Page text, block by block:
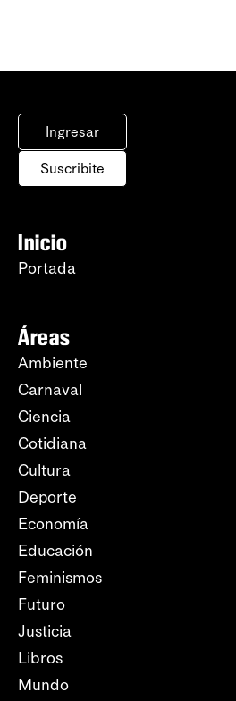
Ingresar
Suscribite
Inicio
Portada
Áreas
Ambiente
Carnaval
Ciencia
Cotidiana
Cultura
Deporte
Economía
Educación
Feminismos
Futuro
Justicia
Libros
Mundo